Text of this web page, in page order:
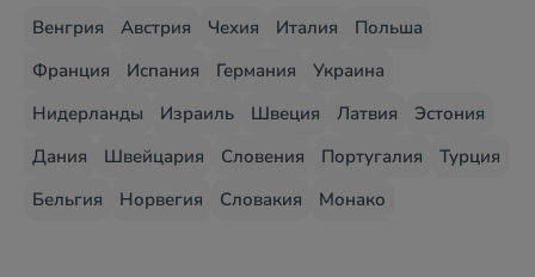
Венгрия Австрия Чехия Италия
Польша
Франция
Испания Германия
Украина
Нидерланды
Израиль Швеция Латвия
Эстония
Дания
Швейцария Словения Португалия
Турция
Бельгия
Норвегия Словакия Монако